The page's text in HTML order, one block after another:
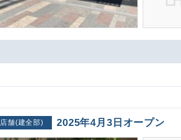
店舗(建全部) 2025年4月3日オープ